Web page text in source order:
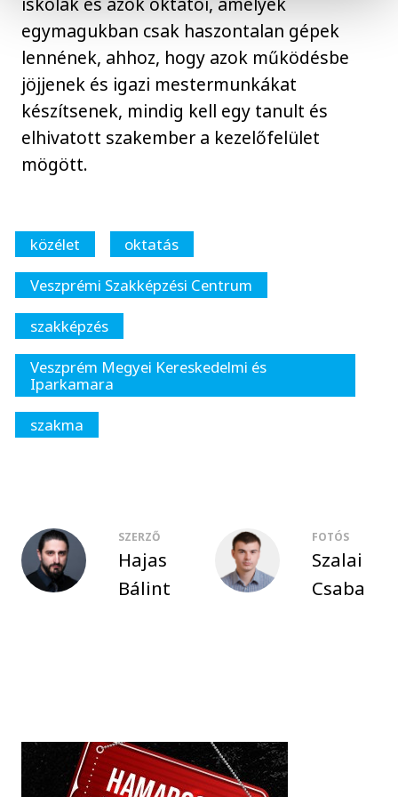
egymagukban csak haszontalan gépek
lennének, ahhoz, hogy azok működésbe
jöjjenek és igazi mestermunkákat
készítsenek, mindig kell egy tanult és
elhivatott szakember a kezelőfelület
mögött.
közélet
oktatás
Veszprémi Szakképzési Centrum
szakképzés
Veszprém Megyei Kereskedelmi és
Iparkamara
szakma
SZERZŐ
Hajas
Bálint
FOTÓS
Szalai
Csaba